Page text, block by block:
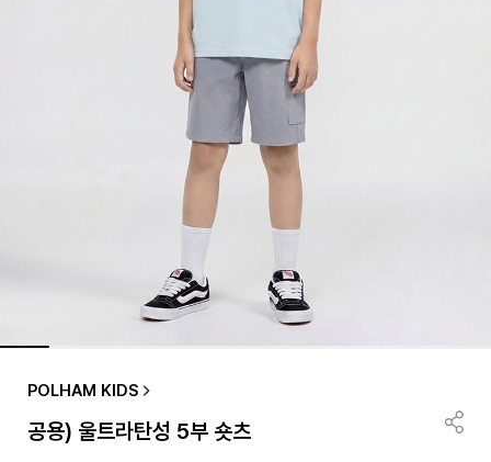
POLHAM KIDS
공용) 울트라탄성 5부 숏츠